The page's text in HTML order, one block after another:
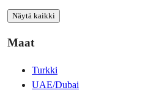
Näytä kaikki
Maat
Turkki
UAE/Dubai